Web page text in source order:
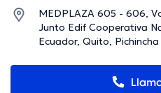
MEDPLAZA 605 - 606,
Junto Edif Cooperativa
Ecuador, Quito, Pichincha